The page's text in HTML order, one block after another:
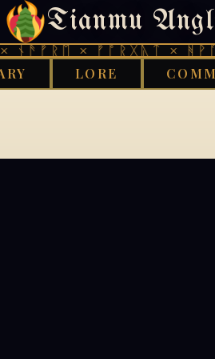
Tianmu
× ᚠᚩᚱᚷᚣᛏ ×
LORE
404